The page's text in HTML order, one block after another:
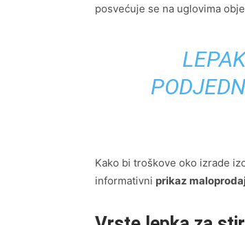
posvećuje se na uglovima
Kako bi troškove oko izrade
informativni prikaz